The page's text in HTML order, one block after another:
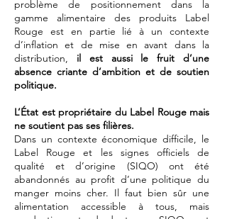
problème de positionnement dans la
gamme alimentaire des produits Label
Rouge est en partie lié à un contexte
d’inflation et de mise en avant dans la
distribution, il est aussi le fruit d’une
absence criante d’ambition et de soutien
politique.
L’État est propriétaire du Label Rouge mais
ne soutient pas ses filières.
Dans un contexte économique difficile, le
Label Rouge et les signes officiels de
qualité et d’origine (SIQO) ont été
abandonnés au profit d’une politique du
manger moins cher. Il faut bien sûr une
alimentation accessible à tous, mais